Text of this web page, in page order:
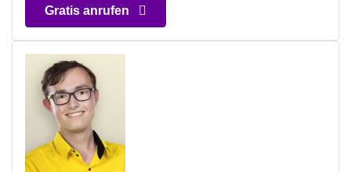
Gratis anrufen